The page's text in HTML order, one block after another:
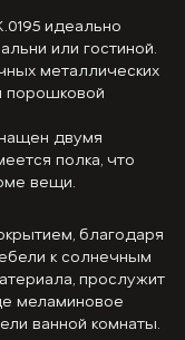
идеально
или гостиной.
металлических
порошковой
двумя
полка, что
вещи.
благодаря
к солнечным
прослужит
меламиновое
ванной комнаты.